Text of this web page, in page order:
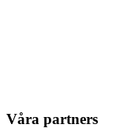
Våra partners